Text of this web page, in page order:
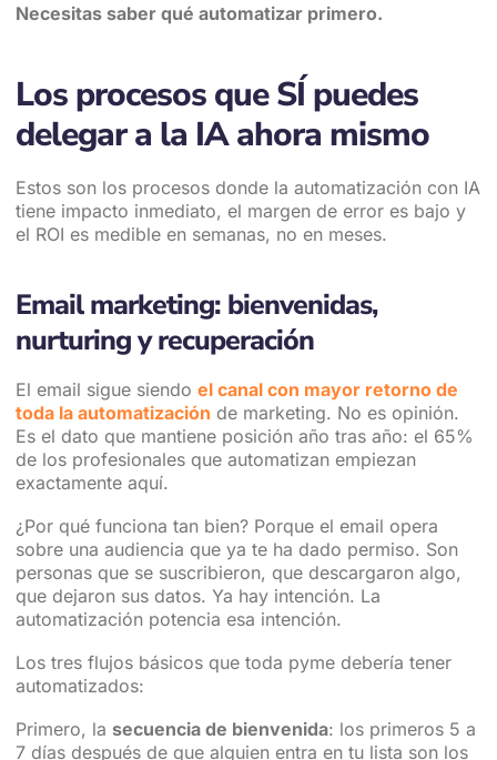
Necesitas saber qué automatizar primero.
Los procesos que SÍ puedes
delegar a la IA ahora mismo
Estos son los procesos donde la automatización con IA
tiene impacto inmediato, el margen de error es bajo y
el ROI es medible en semanas, no en meses.
Email marketing: bienvenidas,
nurturing y recuperación
El email sigue siendo el canal con mayor retorno de
toda la automatización de marketing. No es opinión.
Es el dato que mantiene posición año tras año: el 65%
de los profesionales que automatizan empiezan
exactamente aquí.
¿Por qué funciona tan bien? Porque el email opera
sobre una audiencia que ya te ha dado permiso. Son
personas que se suscribieron, que descargaron algo,
que dejaron sus datos. Ya hay intención. La
automatización potencia esa intención.
Los tres flujos básicos que toda pyme debería tener
automatizados:
Primero, la secuencia de bienvenida: los primeros 5 a
7 días después de que alguien entra en tu lista son los